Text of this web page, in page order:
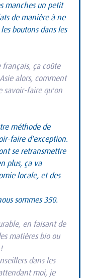
manches un petit
de manière à ne
boutons dans les
français, ça coûte
alors, comment
savoir-faire qu'on
méthode de
faire d'exception.
se retransmettre
plus, ça va
locale, et des
sommes 350.
en faisant de
matières bio ou
dans les
moi, je